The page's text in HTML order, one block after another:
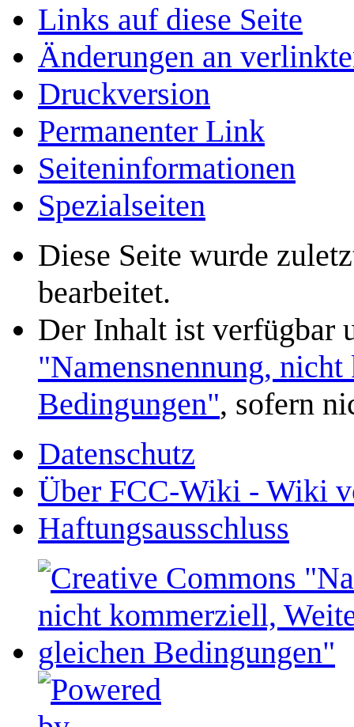
Links auf diese Seite
Änderungen an
Druckversion
Permanenter Link
Seiten­­informationen
Spezialseiten
Diese Seite wurde
bearbeitet.
Der Inhalt ist verfügbar
"Namensnennung,
Bedingungen", sofern
Datenschutz
Über FCC-Wiki - Wiki
Haftungsausschluss